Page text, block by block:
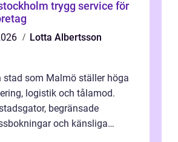
trygg service för
Lotta Albertsson
stad som Malmö ställer höga
logistik och tålamod.
begränsade
och känsliga